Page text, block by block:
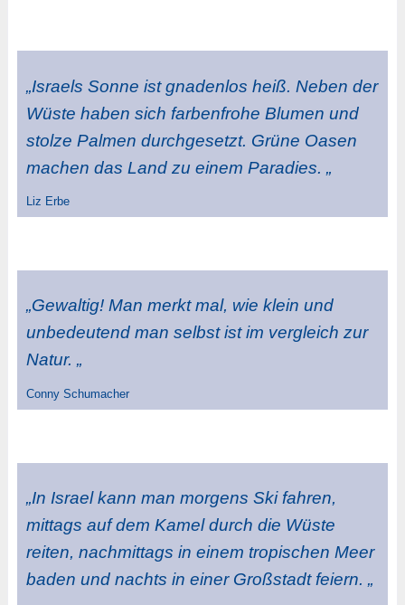
„Israels Sonne ist gnadenlos heiß. Neben der
Wüste haben sich farbenfrohe Blumen und
stolze Palmen durchgesetzt. Grüne Oasen
machen das Land zu einem Paradies. „
Liz Erbe
„Gewaltig! Man merkt mal, wie klein und
unbedeutend man selbst ist im vergleich zur
Natur. „
Conny Schumacher
„In Israel kann man morgens Ski fahren,
mittags auf dem Kamel durch die Wüste
reiten, nachmittags in einem tropischen Meer
baden und nachts in einer Großstadt feiern. „